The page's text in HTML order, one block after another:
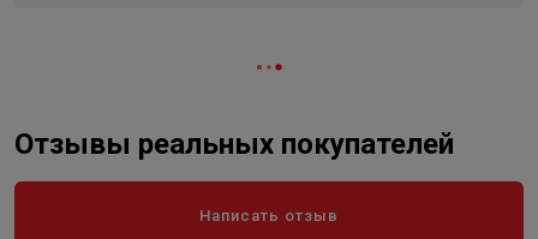
Отзывы реальных покупателей
Написать отзыв